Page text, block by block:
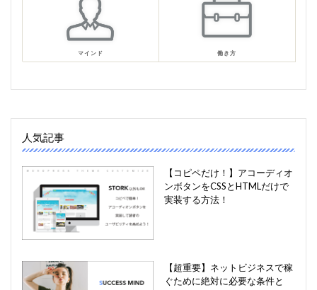
マインド 働き方
人気記事
【コピペだけ！】アコーディオ
ンボタンをCSSとHTMLだけで
実装する方法！
【超重要】ネットビジネスで稼
ぐために絶対に必要な条件と